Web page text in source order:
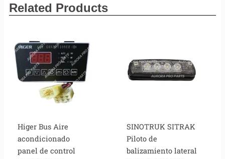
Related Products
Higer Bus Aire
acondicionado
panel de control
SINOTRUK SITRAK
Piloto de
balizamiento lateral